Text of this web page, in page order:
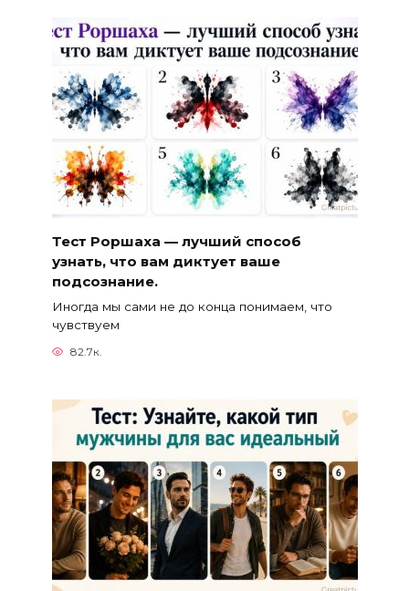
Тест Роршаха — лучший способ
узнать, что вам диктует ваше
подсознание.
Иногда мы сами не до конца понимаем, что
чувствуем
82.7к.